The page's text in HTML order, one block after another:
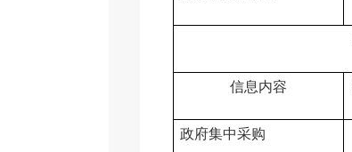
信息内容
政府集中采购